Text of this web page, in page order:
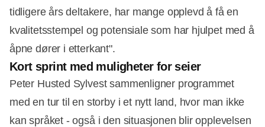
tidligere års deltakere, har mange opplevd å få en
kvalitetsstempel og potensiale som har hjulpet med å
åpne dører i etterkant".
Kort sprint med muligheter for seier
Peter Husted Sylvest sammenligner programmet
med en tur til en storby i et nytt land, hvor man ikke
kan språket - også i den situasjonen blir opplevelsen